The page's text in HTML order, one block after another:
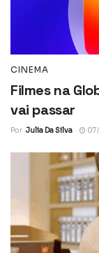
CINEMA
Filmes na
vai passar
Por Julia Da Silva